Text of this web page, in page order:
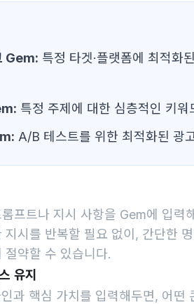
Gem: 특정 타겟·플랫폼에 최적화
특정 주제에 대한 심층적인 키
A/B 테스트를 위한 최적화된 광
프트나 지시 사항을 Gem에 입력
지시를 반복할 필요 없이, 간단한
절약할 수 있습니다.
유지
과 핵심 가치를 입력해두면, 어떤